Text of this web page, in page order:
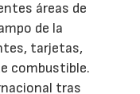
áreas de
de la
tarjetas,
combustible.
tras